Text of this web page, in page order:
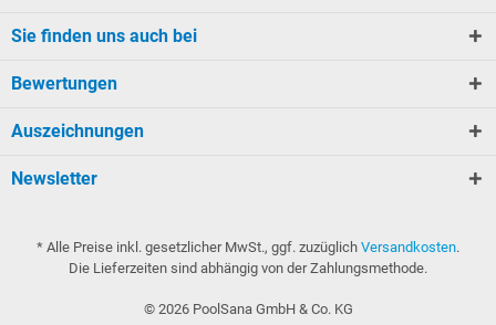
Sie finden uns auch bei
Bewertungen
Auszeichnungen
Newsletter
* Alle Preise inkl. gesetzlicher MwSt., ggf. zuzüglich Versandkosten.
Die Lieferzeiten sind abhängig von der Zahlungsmethode.
© 2026PoolSana GmbH & Co. KG